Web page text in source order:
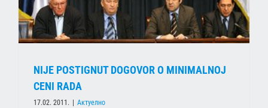
NIJE POSTIGNUT DOGOVOR O MINIMALNOJ
CENI RADA
17.02. 2011. Актуелно